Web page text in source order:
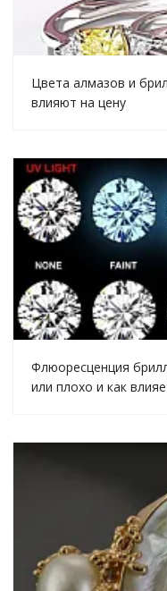
Цвета алмазов и
влияют на цену
Флюоресценция
или плохо и как